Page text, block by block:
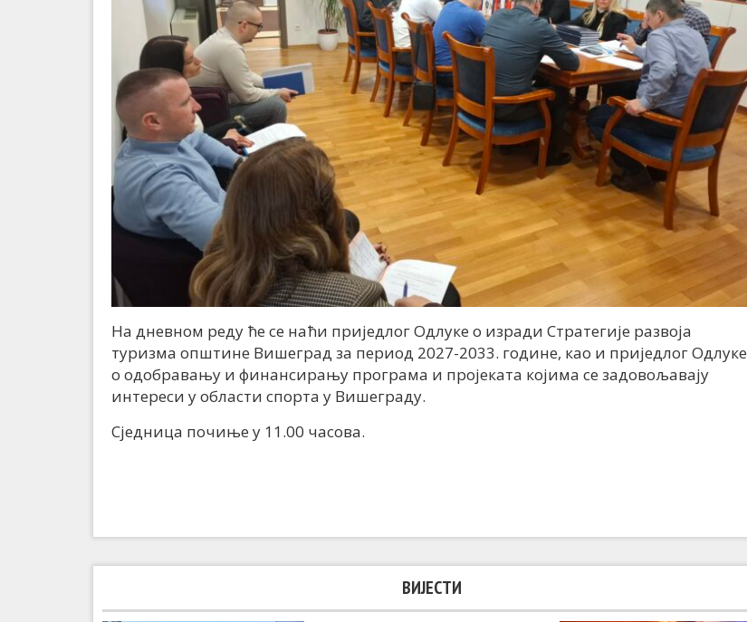
На дневном реду ће се наћи приједлог Одлуке о изради Стратегије развоја
туризма општине Вишеград за период 2027-2033. године, као и приједлог Одлуке
о одобравању и финансирању програма и пројеката којима се задовољавају
интереси у области спорта у Вишеграду.
Сједница почиње у 11.00 часова.
ВИЈЕСТИ